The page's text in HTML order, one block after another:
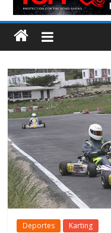
Deportes Karting